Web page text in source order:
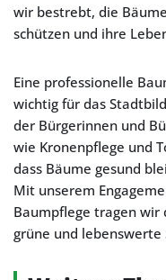
wir bestrebt, die
schützen und ihre
Eine professionelle
wichtig für das
der Bürgerinnen und
wie Kronenpflege und
dass Bäume gesund
Mit unserem
Baumpflege tragen wir
grüne und